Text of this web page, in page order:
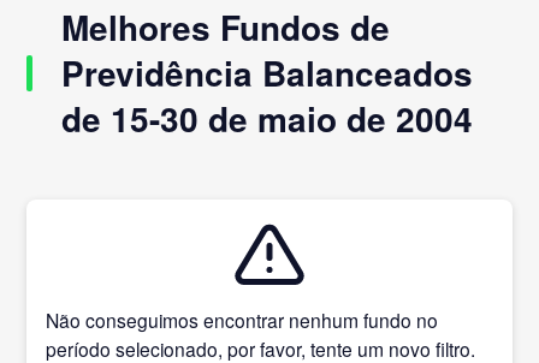
Melhores Fundos de
Previdência Balanceados
de 15-30 de maio de 2004
Não conseguimos encontrar nenhum fundo no
período selecionado, por favor, tente um novo filtro.